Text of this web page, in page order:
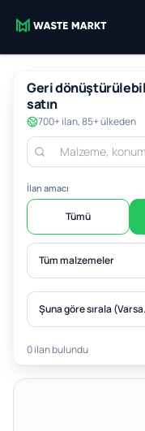
Geri
satın
700+ ilan, 85+ ülkeden
İlan amacı
Tümü
Tüm malzemeler
Şuna göre sırala
0 ilan bulundu